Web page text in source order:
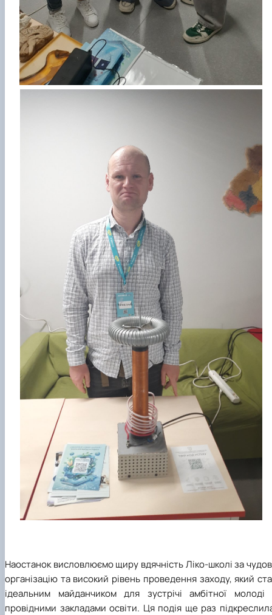
Наостанок висловлюємо щиру вдячність Ліко-школі за
організацію та високий рівень проведення заходу, який
ідеальним майданчиком для зустрічі амбітної молоді
провідними закладами освіти. Ця подія ще раз